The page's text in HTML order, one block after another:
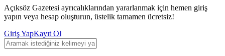
Açıksöz Gazetesi ayrıcalıklarından yararlanmak için hemen giriş
yapın veya hesap oluşturun, üstelik tamamen ücretsiz!
Giriş YapKayıt Ol